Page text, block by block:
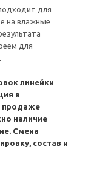
для
на влажные
для
линейки
в
продаже
наличие
Смена
состав и